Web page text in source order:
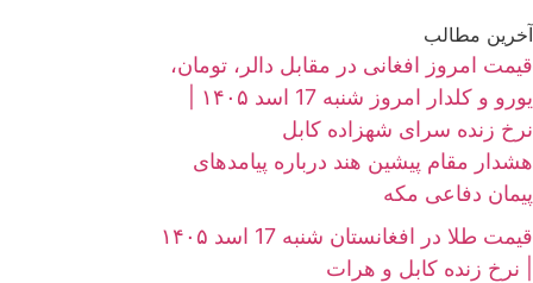
آخرین مطالب
قیمت امروز افغانی در مقابل دالر، تومان،
نرخ زنده سرای شهزاده کابل
هشدار مقام پیشین هند درباره پیامدهای
پیمان دفاعی مکه
قیمت طلا در افغانستان شنبه 17 اسد ۱۴۰۵
| نرخ زنده کابل و هرات